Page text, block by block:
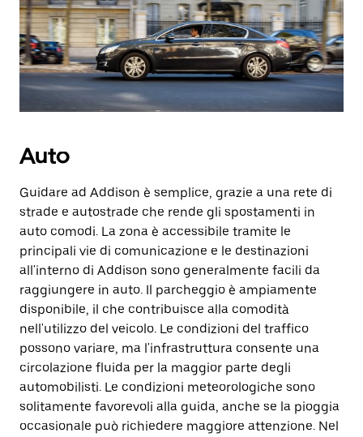
Auto
Guidare ad Addison è semplice, grazie a una rete di
strade e autostrade che rende gli spostamenti in
auto comodi. La zona è accessibile tramite le
principali vie di comunicazione e le destinazioni
all'interno di Addison sono generalmente facili da
raggiungere in auto. Il parcheggio è ampiamente
disponibile, il che contribuisce alla comodità
nell'utilizzo del veicolo. Le condizioni del traffico
possono variare, ma l'infrastruttura consente una
circolazione fluida per la maggior parte degli
automobilisti. Le condizioni meteorologiche sono
solitamente favorevoli alla guida, anche se la pioggia
occasionale può richiedere maggiore attenzione. Nel